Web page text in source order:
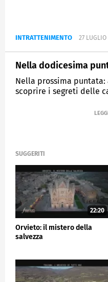
INTRATTENIMENTO 27
Nella dodicesima
Nella prossima puntata:
scoprire i segreti delle
SUGGERITI
22:20
Orvieto: il mistero della
salvezza